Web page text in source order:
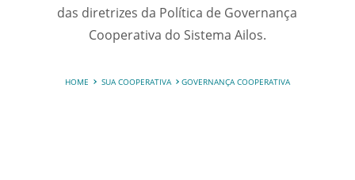
das diretrizes da Política de Governança
Cooperativa do Sistema Ailos.
HOME SUA COOPERATIVA GOVERNANÇA COOPERATIVA